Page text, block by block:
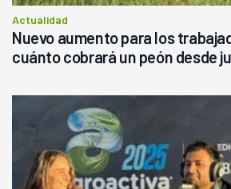
Actualidad
Nuevo aumento para los
cuánto cobrará un peón desde